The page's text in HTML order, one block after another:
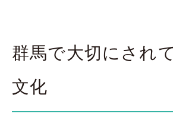
群馬で大切にされ
文化